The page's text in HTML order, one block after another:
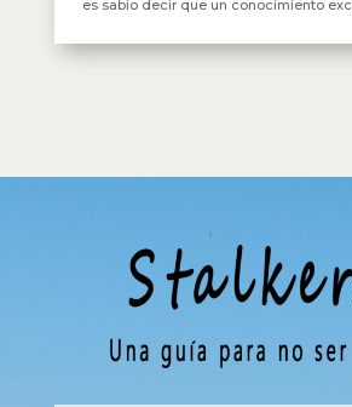
es sabio decir que un conocimiento